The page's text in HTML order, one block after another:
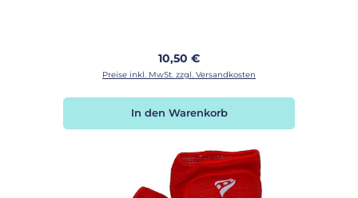
Regulärer Preis:
10,50 €
Preise inkl. MwSt. zzgl. Versandkosten
In den Warenkorb